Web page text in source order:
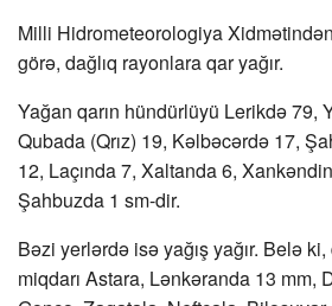
Milli Hidrometeorologiya
görə, dağlıq rayonlara qar yağır.
Yağan qarın hündürlüyü Lerikdə 79,
Qubada (Qrız) 19, Kəlbəcərdə 17,
12, Laçında 7, Xaltanda 6,
Şahbuzda 1 sm-dir.
Bəzi yerlərdə isə yağış yağır. Belə ki,
miqdarı Astara, Lənkəranda 13 mm,